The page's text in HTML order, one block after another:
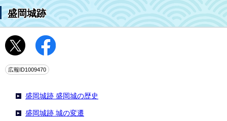
盛岡城跡
広報ID1009470
盛岡城跡 盛岡城の歴史
盛岡城跡 城の変遷